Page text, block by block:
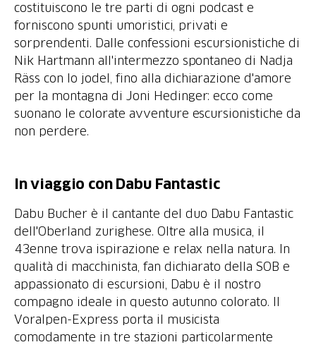
costituiscono le tre parti di ogni podcast e
forniscono spunti umoristici, privati e
sorprendenti. Dalle confessioni escursionistiche di
Nik Hartmann all'intermezzo spontaneo di Nadja
Räss con lo jodel, fino alla dichiarazione d'amore
per la montagna di Joni Hedinger: ecco come
suonano le colorate avventure escursionistiche da
non perdere.
In viaggio con Dabu Fantastic
Dabu Bucher è il cantante del duo Dabu Fantastic
dell'Oberland zurighese. Oltre alla musica, il
43enne trova ispirazione e relax nella natura. In
qualità di macchinista, fan dichiarato della SOB e
appassionato di escursioni, Dabu è il nostro
compagno ideale in questo autunno colorato. Il
Voralpen-Express porta il musicista
comodamente in tre stazioni particolarmente